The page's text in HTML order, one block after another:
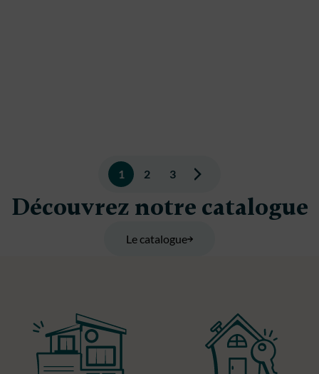
Pagination
des
publications
1 2 3
Découvrez notre catalogue
Le catalogue